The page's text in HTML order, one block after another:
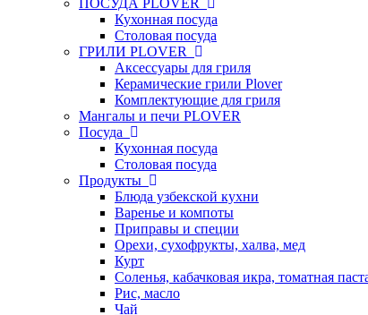
ПОСУДА PLOVER
Кухонная посуда
Столовая посуда
ГРИЛИ PLOVER
Аксессуары для гриля
Керамические грили Plover
Комплектующие для гриля
Мангалы и печи PLOVER
Посуда
Кухонная посуда
Столовая посуда
Продукты
Блюда узбекской кухни
Варенье и компоты
Приправы и специи
Орехи, сухофрукты, халва, мед
Курт
Соленья, кабачковая икра, томатная
Рис, масло
Чай